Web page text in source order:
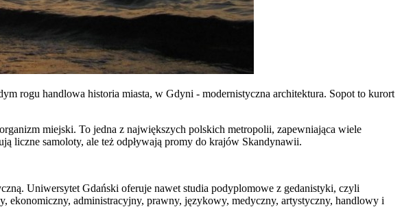
rogu handlowa historia miasta, w Gdyni - modernistyczna architektura. Sopot to kurort
miejski. To jedna z największych polskich metropolii, zapewniająca wiele
liczne samoloty, ale też odpływają promy do krajów Skandynawii.
Uniwersytet Gdański oferuje nawet studia podyplomowe z gedanistyki, czyli
ekonomiczny, administracyjny, prawny, językowy, medyczny, artystyczny, handlowy i